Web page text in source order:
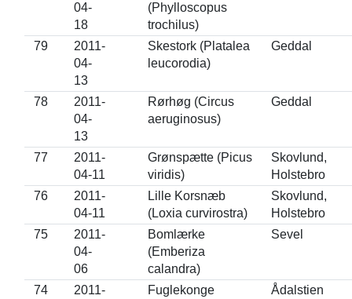
04-
18
(Phylloscopus
trochilus)
79
2011-
04-
13
Skestork (Platalea
leucorodia)
Geddal
78
2011-
04-
13
Rørhøg (Circus
aeruginosus)
Geddal
77
2011-
04-11
Grønspætte (Picus
viridis)
Skovlund,
Holstebro
76
2011-
04-11
Lille Korsnæb
(Loxia curvirostra)
Skovlund,
Holstebro
75
2011-
04-
06
Bomlærke
(Emberiza
calandra)
Sevel
74
2011-
Fuglekonge
Ådalstien